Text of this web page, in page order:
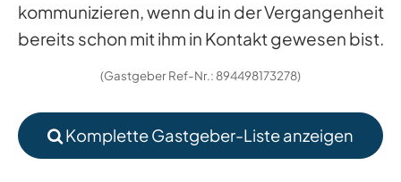
kommunizieren, wenn du in der Vergangenheit
bereits schon mit ihm in Kontakt gewesen bist.
(Gastgeber Ref-Nr.: 894498173278)
Komplette Gastgeber-Liste anzeigen